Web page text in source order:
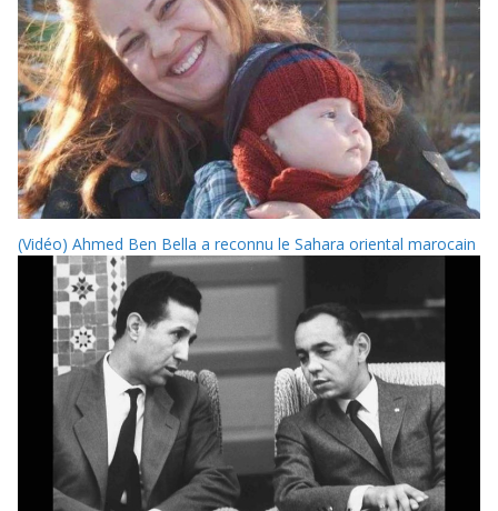
(Vidéo) Ahmed Ben Bella a reconnu le Sahara oriental marocain